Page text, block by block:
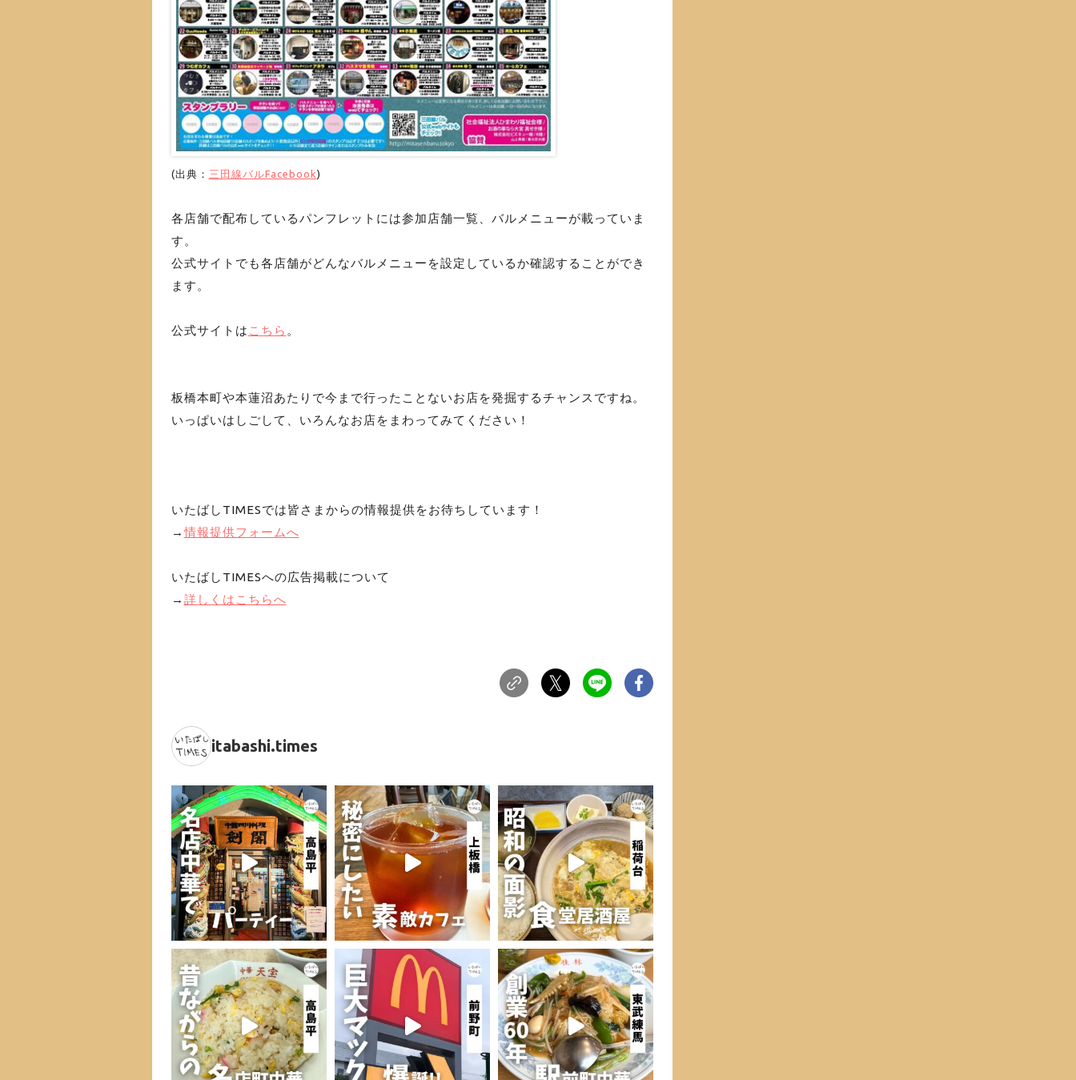
(出典： 三田線バルFacebook)
各店舗で配布しているパンフレットには参加店舗一覧、バルメニューが載っていま
す。
公式サイトでも各店舗がどんなバルメニューを設定しているか確認することができ
ます。
公式サイトは こちら 。
板橋本町や本蓮沼あたりで今まで行ったことないお店を発掘するチャンスですね。
いっぱいはしごして、いろんなお店をまわってみてください！
いたばしTIMESでは皆さまからの情報提供をお待ちしています！
→情報提供フォームへ
いたばしTIMESへの広告掲載について
→ 詳しくはこちらへ
itabashi.times